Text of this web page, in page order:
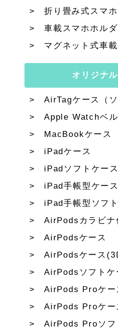
折り畳み式スマ
車載スマホホルダ
マグネット式車
オリジナ
AirTagケース（ソ
Apple Watchベル
MacBookケース
iPadケース
iPadソフトケース
iPad手帳型ケース
iPad手帳型ソフ
AirPodsカラビナ
AirPodsケース
AirPodsケース
AirPodsソフトケ
AirPods Proケー
AirPods Proケー
AirPods Proソフ